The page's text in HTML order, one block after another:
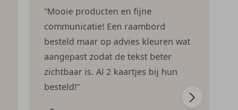
“Mooie producten en fijne
communicatie! Een raambord
besteld maar op advies kleuren wat
aangepast zodat de tekst beter
zichtbaar is. Al 2 kaartjes bij hun
besteld!”